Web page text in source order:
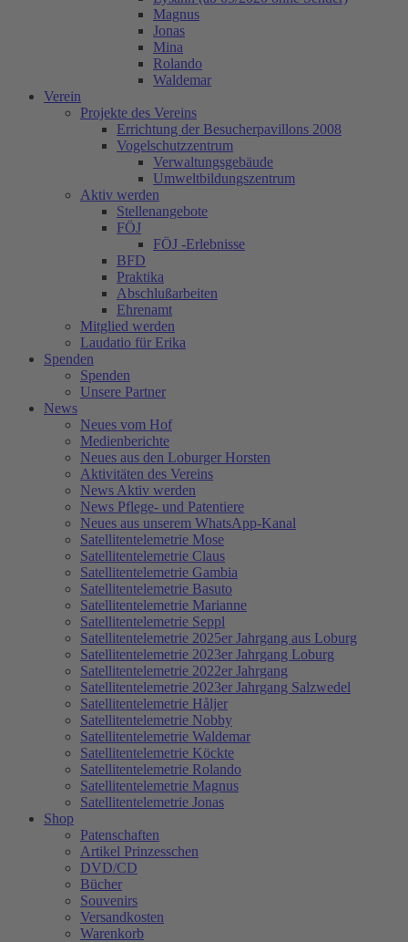
Magnus
Jonas
Mina
Rolando
Waldemar
Verein
Projekte des Vereins
Errichtung der Besucherpavillons 2008
Vogelschutzzentrum
Verwaltungsgebäude
Umweltbildungszentrum
Aktiv werden
Stellenangebote
FÖJ
FÖJ -Erlebnisse
BFD
Praktika
Abschlußarbeiten
Ehrenamt
Mitglied werden
Laudatio für Erika
Spenden
Spenden
Unsere Partner
News
Neues vom Hof
Medienberichte
Neues aus den Loburger Horsten
Aktivitäten des Vereins
News Aktiv werden
News Pflege- und Patentiere
Neues aus unserem WhatsApp-Kanal
Satellitentelemetrie Mose
Satellitentelemetrie Claus
Satellitentelemetrie Gambia
Satellitentelemetrie Basuto
Satellitentelemetrie Marianne
Satellitentelemetrie Seppl
Satellitentelemetrie 2025er Jahrgang aus Loburg
Satellitentelemetrie 2023er Jahrgang Loburg
Satellitentelemetrie 2022er Jahrgang
Satellitentelemetrie 2023er Jahrgang Salzwedel
Satellitentelemetrie Håljer
Satellitentelemetrie Nobby
Satellitentelemetrie Waldemar
Satellitentelemetrie Köckte
Satellitentelemetrie Rolando
Satellitentelemetrie Magnus
Satellitentelemetrie Jonas
Shop
Patenschaften
Artikel Prinzesschen
DVD/CD
Bücher
Souvenirs
Versandkosten
Warenkorb